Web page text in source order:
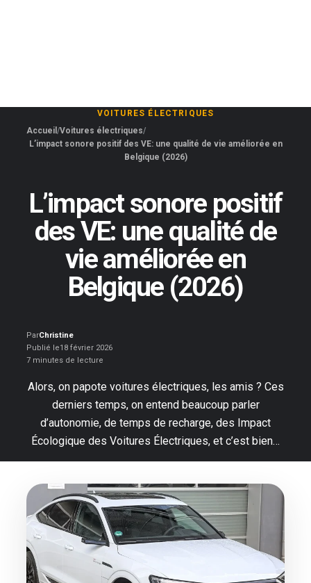
VOITURES ÉLECTRIQUES
Accueil Voitures électriques
L’impact sonore positif des VE: une qualité de vie améliorée en
Belgique (2026)
L’impact sonore positif
des VE: une qualité de
vie améliorée en
Belgique (2026)
ParChristine
Publié le18 février 2026
7 minutes de lecture
Alors, on papote voitures électriques, les amis ? Ces
derniers temps, on entend beaucoup parler
d’autonomie, de temps de recharge, des Impact
Écologique des Voitures Électriques, et c’est bien…